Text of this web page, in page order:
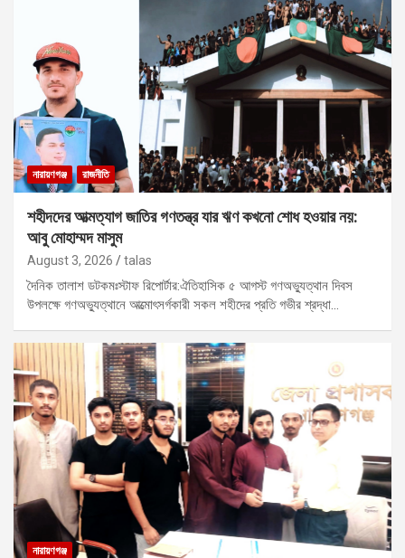
নারায়ণগঞ্জ রাজনীতি
শহীদদের আত্মত্যাগ জাতির গণতন্ত্র যার ঋণ কখনো শোধ হওয়ার নয়:
আবু মোহাম্মদ মাসুম
August 3, 2026 talas
দৈনিক তালাশ ডটকমঃস্টাফ রিপোর্টার:ঐতিহাসিক ৫ আগস্ট গণঅভ্যুত্থান দিবস
উপলক্ষে গণঅভ্যুত্থানে আত্মোৎসর্গকারী সকল শহীদের প্রতি গভীর শ্রদ্ধা…
নারায়ণগঞ্জ